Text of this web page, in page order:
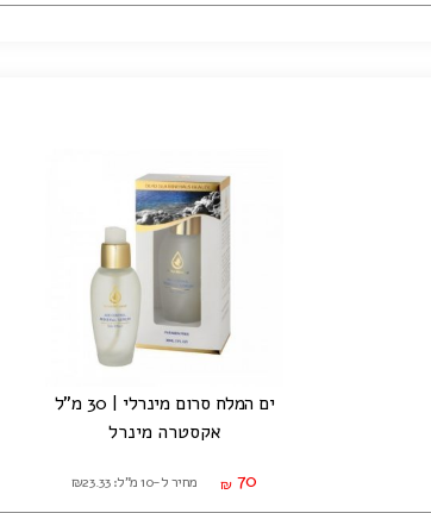
ים המלח סרום מינרלי | 30 מ"ל
אקסטרה מינרל
₪ 70 מחיר ל-10 מ"ל: ₪23.33